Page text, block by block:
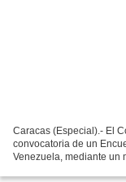
Caracas (Especial).- El
convocatoria de un
Venezuela, mediante un